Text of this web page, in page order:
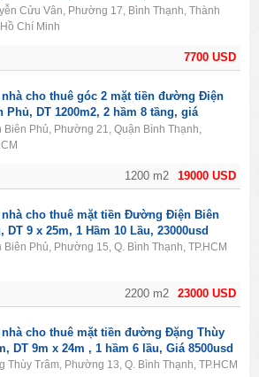
7700 USD
Cửu Vân, Phường 17, Bình Thạnh, Thành
Chí Minh
19000 USD
1200 m2
nhà cho thuê góc 2 mặt tiền đường Điện
Phủ, DT 1200m2, 2 hầm 8 tầng, giá
Biên Phủ, Phường 21, Quận Bình Thạnh,
23000 USD
2200 m2
nhà cho thuê mặt tiền Đường Điện Biên
DT 9 x 25m, 1 Hầm 10 Lầu, 23000usd
Biên Phủ, Phường 15, Q. Bình Thạnh, TP.HCM
nhà cho thuê mặt tiền đường Đặng Thùy
DT 9m x 24m , 1 hầm 6 lầu, Giá 8500usd
Thùy Trâm, Phường 13, Q. Bình Thạnh, TP.HCM